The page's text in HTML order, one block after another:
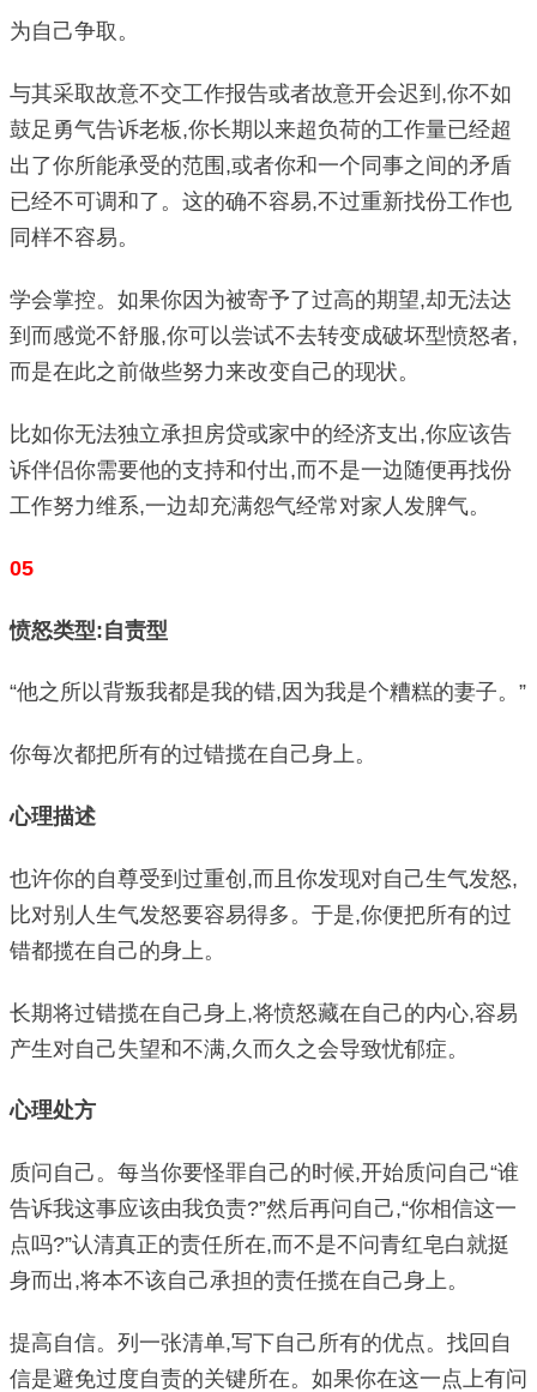
为自己争取。
与其采取故意不交工作报告或者故意开会迟到,你不如
鼓足勇气告诉老板,你长期以来超负荷的工作量已经超
出了你所能承受的范围,或者你和一个同事之间的矛盾
已经不可调和了。这的确不容易,不过重新找份工作也
同样不容易。
学会掌控。如果你因为被寄予了过高的期望,却无法达
到而感觉不舒服,你可以尝试不去转变成破坏型愤怒者,
而是在此之前做些努力来改变自己的现状。
比如你无法独立承担房贷或家中的经济支出,你应该告
诉伴侣你需要他的支持和付出,而不是一边随便再找份
工作努力维系,一边却充满怨气经常对家人发脾气。
05
愤怒类型:自责型
“他之所以背叛我都是我的错,因为我是个糟糕的妻子。”
你每次都把所有的过错揽在自己身上。
心理描述
也许你的自尊受到过重创,而且你发现对自己生气发怒,
比对别人生气发怒要容易得多。于是,你便把所有的过
错都揽在自己的身上。
长期将过错揽在自己身上,将愤怒藏在自己的内心,容易
产生对自己失望和不满,久而久之会导致忧郁症。
心理处方
质问自己。每当你要怪罪自己的时候,开始质问自己“谁
告诉我这事应该由我负责?”然后再问自己,“你相信这一
点吗?”认清真正的责任所在,而不是不问青红皂白就挺
身而出,将本不该自己承担的责任揽在自己身上。
提高自信。列一张清单,写下自己所有的优点。找回自
信是避免过度自责的关键所在。如果你在这一点上有问